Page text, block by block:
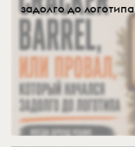
задолго до логотипа